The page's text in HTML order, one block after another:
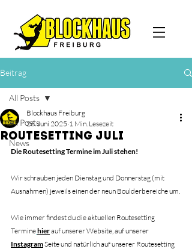
Beitrag
All Posts
News
All Posts
ROUTESETTING JULI
Blockhaus Freiburg
26. Juni 2025 1 Min. Lesezeit
Die Routesetting Termine im Juli stehen!
Wir schrauben jeden Dienstag und Donnerstag (mit
Ausnahmen) jeweils einen der neun Boulderbereiche um.
Wie immer findest du die aktuellen Routesetting
Terminehier auf unserer Website, auf unserer
Instagram Seite und natürlich auf unserer Routesetting